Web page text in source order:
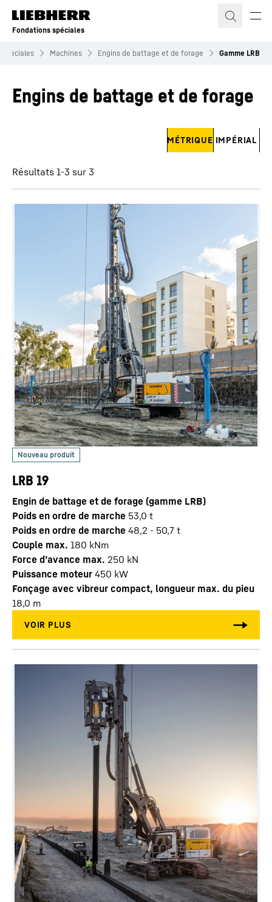
Fondations spéciales
speciales Machines Engins de battage et de forage Gamme LRB
Engins de battage et de forage
MÉTRIQUE IMPÉRIAL
Résultats 1-3 sur 3
LRB 19
Engin de battage et de forage (gamme LRB)
Poids en ordre de marche 53,0 t
Poids en ordre de marche 48,2 - 50,7 t
Couple max. 180 kNm
Force d’avance max. 250 kN
Puissance moteur 450 kW
Fonçage avec vibreur compact, longueur max. du pieu
18,0 m